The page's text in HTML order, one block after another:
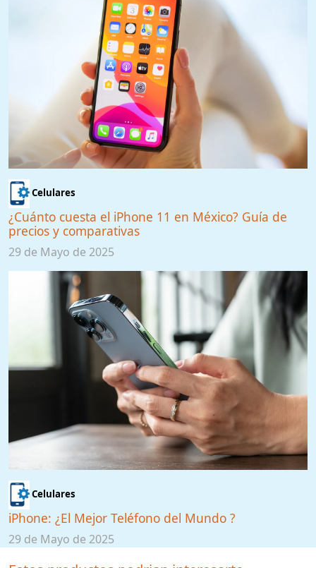
Celulares
¿Cuánto cuesta el iPhone 11 en México? Guía de
precios y comparativas
29 de Mayo de 2025
Celulares
iPhone: ¿El Mejor Teléfono del Mundo ?
29 de Mayo de 2025